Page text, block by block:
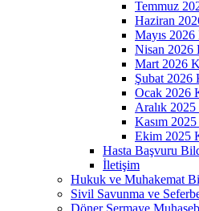
Temmuz
Haziran
Mayıs
Nisan 2026
Mart 2026
Şubat 2026
Ocak 2026
Aralık
Kasım
Ekim 2025
Hasta Başvuru
İletişim
Hukuk ve Muhakemat
Sivil Savunma ve
Döner Sermaye